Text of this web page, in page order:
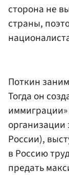
сторона не
страны,
Поткин
Тогда он
России),
в Россию
предать